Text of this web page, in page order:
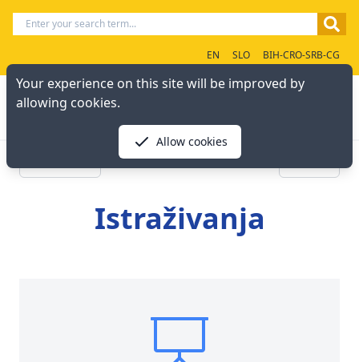
EN SLO BIH-CRO-SRB-CG
Istraživanja
Your experience on this site will be improved by
allowing cookies.
Allow cookies